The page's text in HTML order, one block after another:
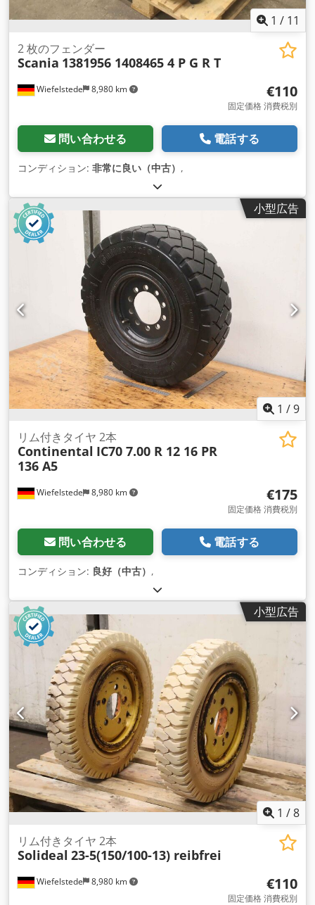
1 / 11
Wiefelstede 8,980 km
2 枚のフェンダー
Scania 1381956 1408465 4 P G R T
€110
固定価格 消費税別
問い合わせる 電話する
コンディション: 非常に良い（中古） ,
小型広告
1 /9
Wiefelstede 8,980 km
リム付きタイヤ 2本
Continental IC70 7.00 R 12 16 PR
136 A5
€175
固定価格 消費税別
問い合わせる 電話する
コンディション: 良好（中古） ,
小型広告
1 /8
Wiefelstede 8,980 km
リム付きタイヤ 2本
Solideal 23-5(150/100-13) reibfrei
€110
固定価格 消費税別